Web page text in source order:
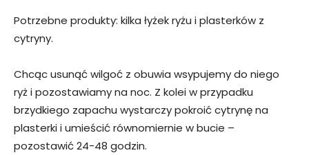
Potrzebne produkty: kilka łyżek ryżu i plasterków z
cytryny.
Chcąc usunąć wilgoć z obuwia wsypujemy do niego
ryż i pozostawiamy na noc. Z kolei w przypadku
brzydkiego zapachu wystarczy pokroić cytrynę na
plasterki i umieścić równomiernie w bucie –
pozostawić 24-48 godzin.